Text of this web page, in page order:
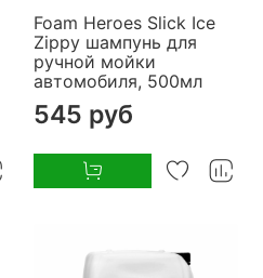
Foam Heroes Slick Ice
Zippy шампунь для
ручной мойки
автомобиля, 500мл
545 руб